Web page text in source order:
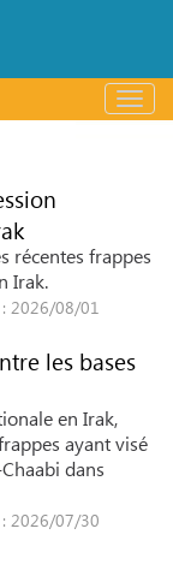
باز
و
récentes frappes
Irak.
2026/08/01
les bases
en Irak,
ayant visé
dans
2026/07/30